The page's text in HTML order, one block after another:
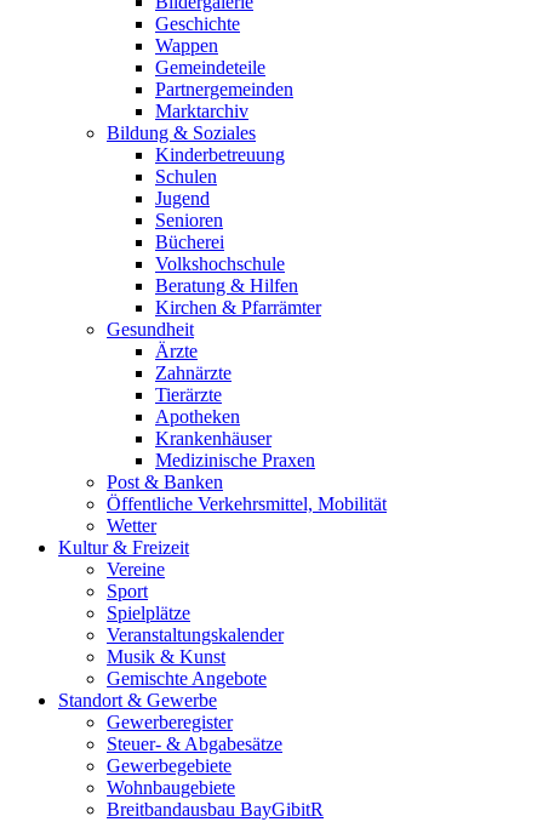
Geschichte
Wappen
Gemeindeteile
Partnergemeinden
Marktarchiv
Bildung & Soziales
Kinderbetreuung
Schulen
Jugend
Senioren
Bücherei
Volkshochschule
Beratung & Hilfen
Kirchen & Pfarrämter
Gesundheit
Ärzte
Zahnärzte
Tierärzte
Apotheken
Krankenhäuser
Medizinische Praxen
Post & Banken
Öffentliche Verkehrsmittel, Mobilität
Wetter
Kultur & Freizeit
Vereine
Sport
Spielplätze
Veranstaltungskalender
Musik & Kunst
Gemischte Angebote
Standort & Gewerbe
Gewerberegister
Steuer- & Abgabesätze
Gewerbegebiete
Wohnbaugebiete
Breitbandausbau BayGibitR